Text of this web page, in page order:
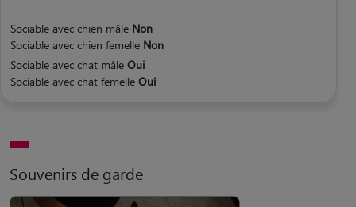
Sociable avec chien mâle Non
Sociable avec chien femelle Non
Sociable avec chat mâle Oui
Sociable avec chat femelle Oui
Souvenirs de garde